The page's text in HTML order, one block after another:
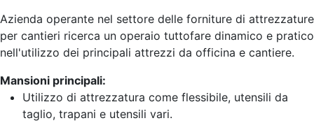
Azienda operante nel settore delle forniture di attrezzature
per cantieri ricerca un operaio tuttofare dinamico e pratico
nell'utilizzo dei principali attrezzi da officina e cantiere.
Mansioni principali:
Utilizzo di attrezzatura come flessibile, utensili da
taglio, trapani e utensili vari.